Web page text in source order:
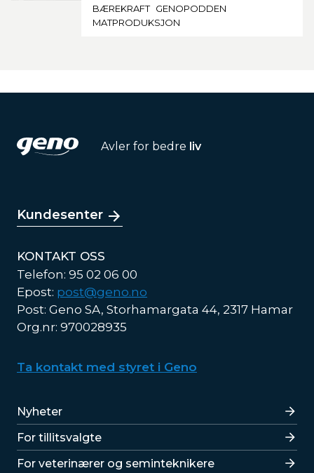
BÆREKRAFT GENOPODDEN
MATPRODUKSJON
Avler for bedre liv
Kundesenter
KONTAKT OSS
Telefon: 95 02 06 00
Epost: post@geno.no
Post: Geno SA, Storhamargata 44, 2317 Hamar
Org.nr: 970028935
Ta kontakt med styret i Geno
Lenker
Nyheter
For tillitsvalgte
For veterinærer og seminteknikere